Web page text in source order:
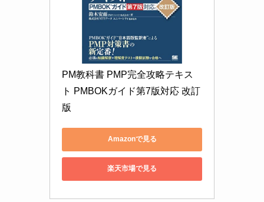
PM教科書 PMP完全攻略テキス
ト PMBOKガイド第7版対応 改訂
版
Amazonで見る
楽天市場で見る